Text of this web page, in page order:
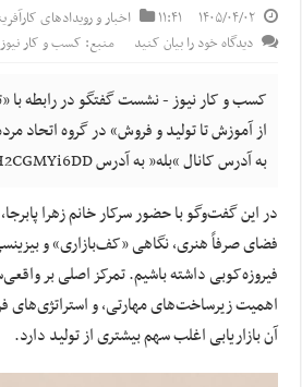
۱۴۰۵/۰۴/۰۲ ۱۱:۴۱ اخبار و رویدادهای
دیدگاه خود را بیان کنید
منبع: کسب و کار نیوز
کسب و کار نیوز - نشست گفتگو در رابطه با
از آموزش تا تولید و فروش» در گروه اتحاد
به آدرس کانال “بله” به آدرس ble.ir/join/H2CGMYi6DD برگزار شد.
در این گفت‌وگو با حضور سرکار خانم زهرا
فضای صرفاً هنری، نگاهی «کف‌بازاری» و
فیروزه‌کوبی داشته باشیم. تمرکز اصلی بر
اهمیت زیرساخت‌های مهارتی، و استراتژی‌های
آن بازاریابی اغلب سهم بیشتری از تولید دارد.